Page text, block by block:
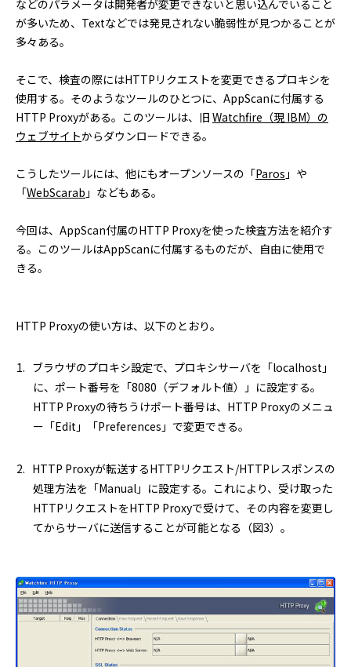
などのパラメータは開発者が変更できないと思い込んでいること
が多いため、Textなどでは発見されない脆弱性が見つかることが
多々ある。
そこで、検査の際にはHTTPリクエストを変更できるプロキシを
使用する。そのようなツールのひとつに、AppScanに付属する
HTTP Proxyがある。このツールは、旧 Watchfire（現 IBM）の
ウェブサイトからダウンロードできる。
こうしたツールには、他にもオープンソースの「Paros 」や
「WebScarab 」などもある。
今回は、AppScan付属のHTTP Proxyを使った検査方法を紹介す
る。このツールはAppScanに付属するものだが、自由に使用で
きる。
HTTP Proxyの使い方は、以下のとおり。
ブラウザのプロキシ設定で、プロキシサーバを「localhost」
に、ポート番号を「8080（デフォルト値）」に設定する。
HTTP Proxyの待ちうけポート番号は、HTTP Proxyのメニュ
ー「Edit」「Preferences」で変更できる。
HTTP Proxyが転送するHTTPリクエスト/HTTPレスポンスの
処理方法を「Manual」に設定する。これにより、受け取った
HTTPリクエストをHTTP Proxyで受けて、その内容を変更し
てからサーバに送信することが可能となる（図3）。